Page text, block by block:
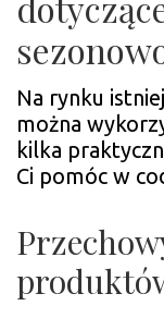
Na rynku
można
kilka
Ci pomóc w